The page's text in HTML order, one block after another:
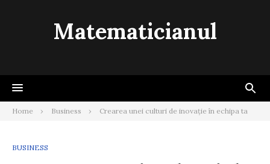
Matematicianul
Home Business Crearea unei culturi de inovație în echipa ta
BUSINESS